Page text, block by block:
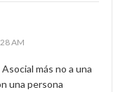
AM
más no a una
una persona